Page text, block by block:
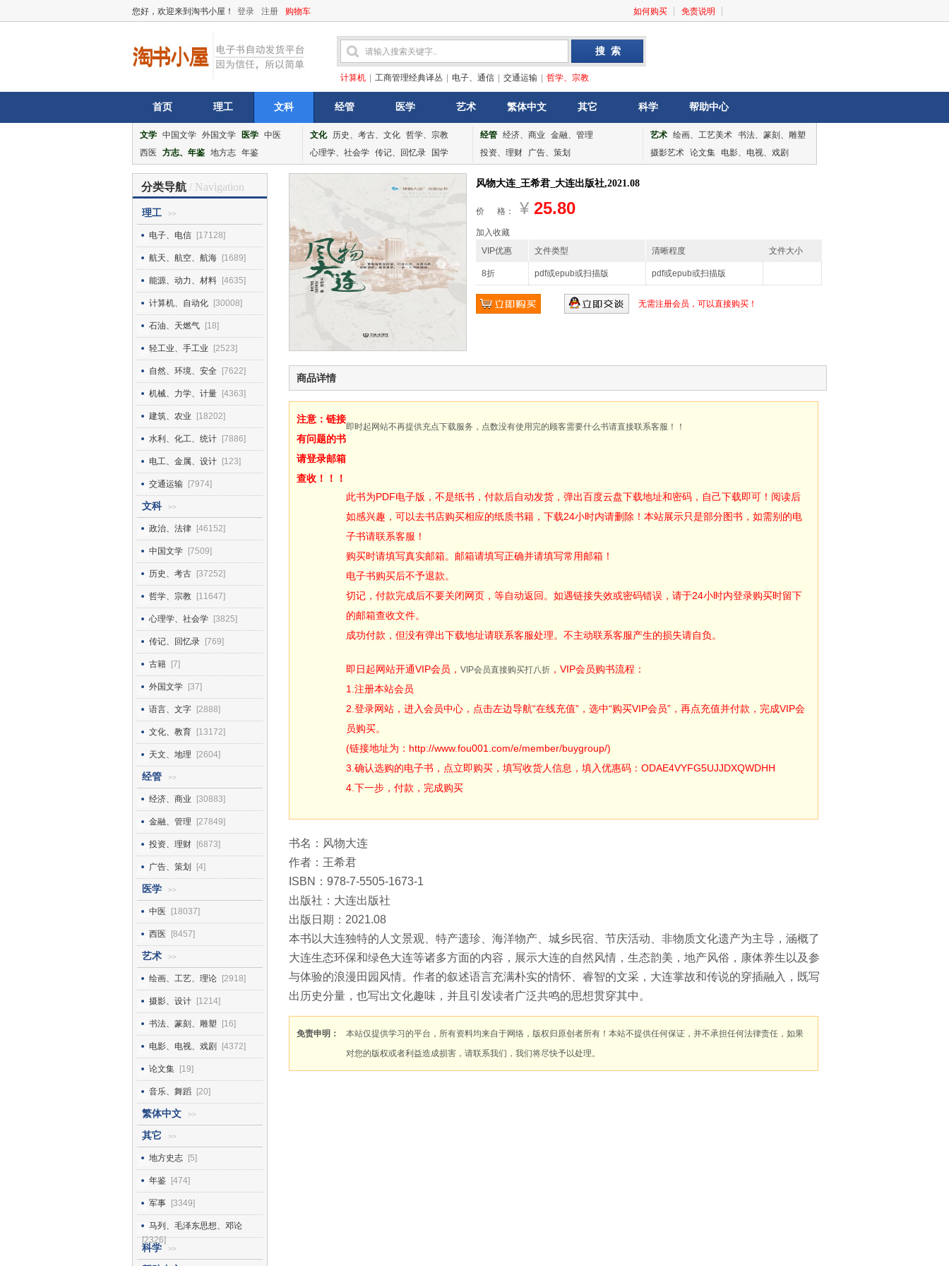
您好，欢迎来到淘书小屋！ 登录 注册 购物车 如何购买 免责说明
计算机 工商管理经典译丛 电子、通信 交通运输 哲学、宗教
首页 理工 文科 经管 医学 艺术 繁体中文 其它 科学 帮助中心
文学 中国文学 外国文学 医学 中医
西医
方志、年鉴 地方志 年鉴
文化 历史、考古、文化 哲学、宗教
心理学、社会学 传记、回忆录 国学
经管 经济、商业
金融、管理
投资、理财
广告、策划
艺术 绘画、工艺美术 书法、篆刻、雕塑
摄影艺术 论文集
电影、电视、戏剧
分类导航 / Navigation
理工 >>
电子、电信 [17128]
航天、航空、航海 [1689]
能源、动力、材料 [4635]
计算机、自动化 [30008]
石油、天燃气 [18]
轻工业、手工业 [2523]
自然、环境、安全 [7622]
机械、力学、计量 [4363]
建筑、农业 [18202]
水利、化工、统计 [7886]
电工、金属、设计 [123]
交通运输 [7974]
文科 >>
政治、法律 [46152]
中国文学 [7509]
历史、考古 [37252]
哲学、宗教 [11647]
心理学、社会学 [3825]
传记、回忆录 [769]
古籍 [7]
外国文学 [37]
语言、文字 [2888]
文化、教育 [13172]
天文、地理 [2604]
经管 >>
经济、商业 [30883]
金融、管理 [27849]
投资、理财 [6873]
广告、策划 [4]
医学 >>
中医 [18037]
西医 [8457]
艺术 >>
绘画、工艺、理论 [2918]
摄影、设计 [1214]
书法、篆刻、雕塑 [16]
电影、电视、戏剧 [4372]
论文集 [19]
音乐、舞蹈 [20]
繁体中文 >>
其它 >>
地方史志 [5]
年鉴 [474]
军事 [3349]
马列、毛泽东思想、邓论
[2326]
科学 >>
风物大连_王希君_大连出版社,2021.08
价 格： ¥ 25.80
加入收藏
VIP优惠
文件类型 清晰程度 文件大小
8折 pdf或epub或扫描版 pdf或epub或扫描版
无需注册会员，可以直接购买！
商品详情
注意：链接
有问题的书
请登录邮箱
查收！！！
即时起网站不再提供充点下载服务，点数没有使用完的顾客需要什么书请直接联系客服！！
此书为PDF电子版，不是纸书，付款后自动发货，弹出百度云盘下载地址和密码，自己下载即可！阅读后
如感兴趣，可以去书店购买相应的纸质书籍，下载24小时内请删除！本站展示只是部分图书，如需别的电
子书请联系客服！
购买时请填写真实邮箱。邮箱请填写正确并请填写常用邮箱！
电子书购买后不予退款。
切记，付款完成后不要关闭网页，等自动返回。如遇链接失效或密码错误，请于24小时内登录购买时留下
的邮箱查收文件。
成功付款，但没有弹出下载地址请联系客服处理。不主动联系客服产生的损失请自负。
即日起网站开通VIP会员， VIP会员直接购买打八折 ，VIP会员购书流程：
1.注册本站会员
2.登录网站，进入会员中心，点击左边导航“在线充值”，选中“购买VIP会员”，再点充值并付款，完成VIP会
员购买。
(链接地址为：http://www.fou001.com/e/member/buygroup/)
3.确认选购的电子书，点立即购买，填写收货人信息，填入优惠码：ODAE4VYFG5UJJDXQWDHH
4.下一步，付款，完成购买
书名：风物大连
作者：王希君
ISBN：978-7-5505-1673-1
出版社：大连出版社
出版日期：2021.08
本书以大连独特的人文景观、特产遗珍、海洋物产、城乡民宿、节庆活动、非物质文化遗产为主导，涵概了
大连生态环保和绿色大连等诸多方面的内容，展示大连的自然风情，生态韵美，地产风俗，康体养生以及参
与体验的浪漫田园风情。作者的叙述语言充满朴实的情怀、睿智的文采，大连掌故和传说的穿插融入，既写
出历史分量，也写出文化趣味，并且引发读者广泛共鸣的思想贯穿其中。
免责申明：
本站仅提供学习的平台，所有资料均来自于网络，版权归原创者所有！本站不提供任何保证，并不承担任何法律责任，如果
对您的版权或者利益造成损害，请联系我们，我们将尽快予以处理。